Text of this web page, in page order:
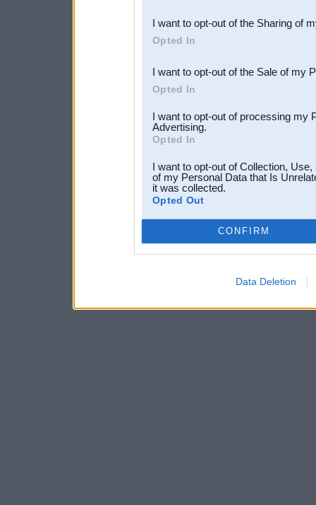
Downstream Participants
third parties.
I want to opt-out of the Sharing of
Opted In
I want to opt-out of the Sale of my
Opted In
I want to opt-out of processing my
Advertising.
Opted In
I want to opt-out of Collection,
of my Personal Data that Is
it was collected.
Opted Out
CONFIRM
Data Deletion